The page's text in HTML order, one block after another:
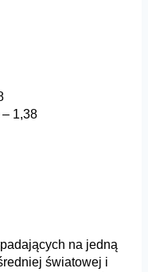
1,38
na jedną
światowej i